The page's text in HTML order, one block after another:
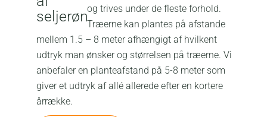
og trives under de fleste forhold.
Træerne kan plantes på afstande
mellem 1.5 – 8 meter afhængigt af hvilkent
udtryk man ønsker og størrelsen på træerne. Vi
anbefaler en planteafstand på 5-8 meter som
giver et udtryk af allé allerede efter en kortere
årrække.